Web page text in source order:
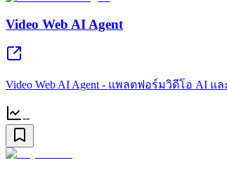
Video Web AI Agent
Video Web AI Agent - แพลตฟอร์มวิดีโอ AI
--